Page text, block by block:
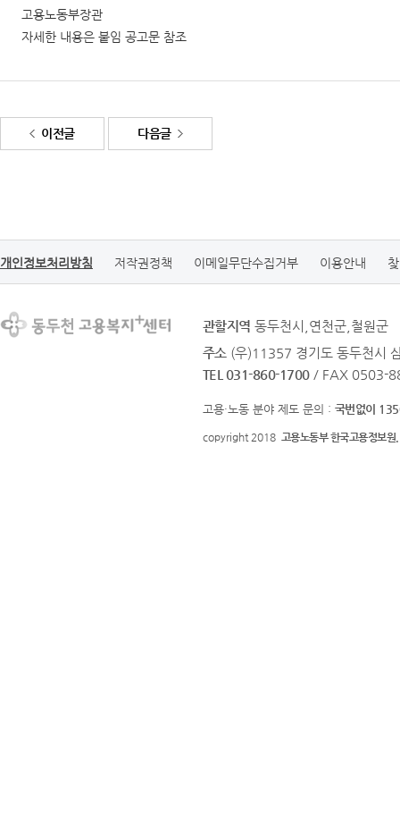
고용노동부장관
자세한 내용은 붙임 공고문 참조
이전글 다음글
개인정보처리방침 저작권정책 이메일무단수집거부 이용안내
관할지역 동두천시,연천군,철원군
주소 (우)11357 경기도 동두천시
TEL 031-860-1700 / FAX 0503-
고용·노동 분야 제도 문의 : 국번없이
copyright 2018 고용노동부 한국고용정보원.